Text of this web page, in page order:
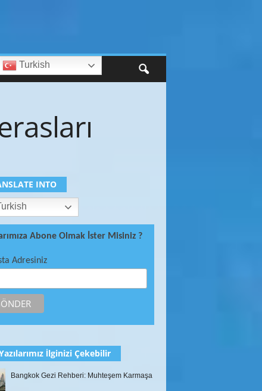
Turkish
INTO
Abone Olmak İster Misiniz ?
Adresiniz
İlginizi Çekebilir
Bangkok Gezi Rehberi: Muhteşem Karmaşa